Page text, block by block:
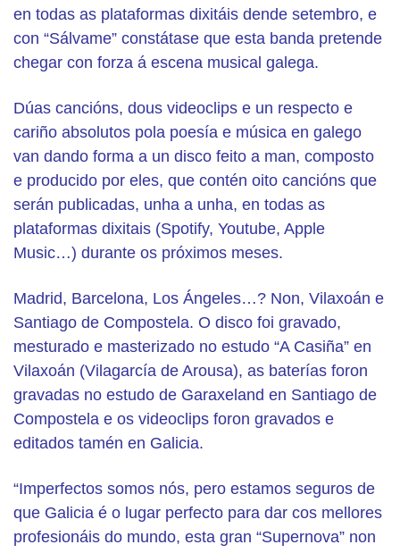
en todas as plataformas dixitáis dende setembro, e
con “Sálvame” constátase que esta banda pretende
chegar con forza á escena musical galega.
Dúas cancións, dous videoclips e un respecto e
cariño absolutos pola poesía e música en galego
van dando forma a un disco feito a man, composto
e producido por eles, que contén oito cancións que
serán publicadas, unha a unha, en todas as
plataformas dixitais (Spotify, Youtube, Apple
Music…) durante os próximos meses.
Madrid, Barcelona, Los Ángeles…? Non, Vilaxoán e
Santiago de Compostela. O disco foi gravado,
mesturado e masterizado no estudo “A Casiña” en
Vilaxoán (Vilagarcía de Arousa), as baterías foron
gravadas no estudo de Garaxeland en Santiago de
Compostela e os videoclips foron gravados e
editados tamén en Galicia.
“Imperfectos somos nós, pero estamos seguros de
que Galicia é o lugar perfecto para dar cos mellores
profesionáis do mundo, esta gran “Supernova” non